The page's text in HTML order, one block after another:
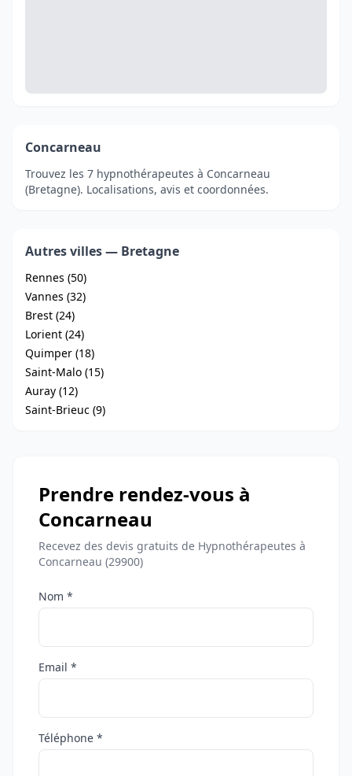
Concarneau
Trouvez les 7 hypnothérapeutes à Concarneau
(Bretagne). Localisations, avis et coordonnées.
Autres villes — Bretagne
Rennes (50)
Vannes (32)
Brest (24)
Lorient (24)
Quimper (18)
Saint-Malo (15)
Auray (12)
Saint-Brieuc (9)
Prendre rendez-vous à
Concarneau
Recevez des devis gratuits de Hypnothérapeutes à
Concarneau (29900)
Nom *
Email *
Téléphone *